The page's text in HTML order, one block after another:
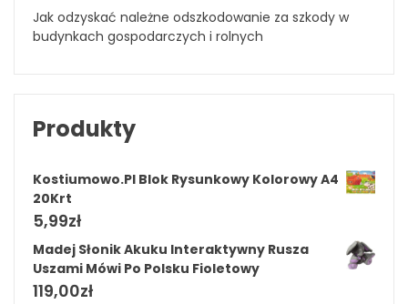
Jak odzyskać należne odszkodowanie za szkody w
budynkach gospodarczych i rolnych
Produkty
Kostiumowo.Pl Blok Rysunkowy Kolorowy A4
20Krt
5,99zł
Madej Słonik Akuku Interaktywny Rusza
Uszami Mówi Po Polsku Fioletowy
119,00zł